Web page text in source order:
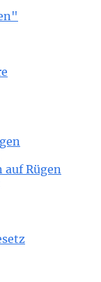
auf Rügen